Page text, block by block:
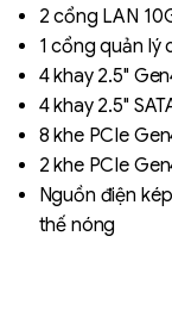
2 cổng LAN
1 cổng quản lý
4 khay 2.5"
4 khay 2.5"
8 khe PCIe
2 khe PCIe
Nguồn điện
thế nóng